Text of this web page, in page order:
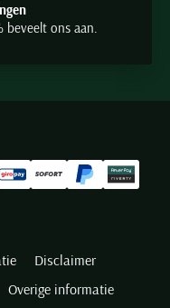
beveelt ons aan.
Disclaimer
Overige informatie